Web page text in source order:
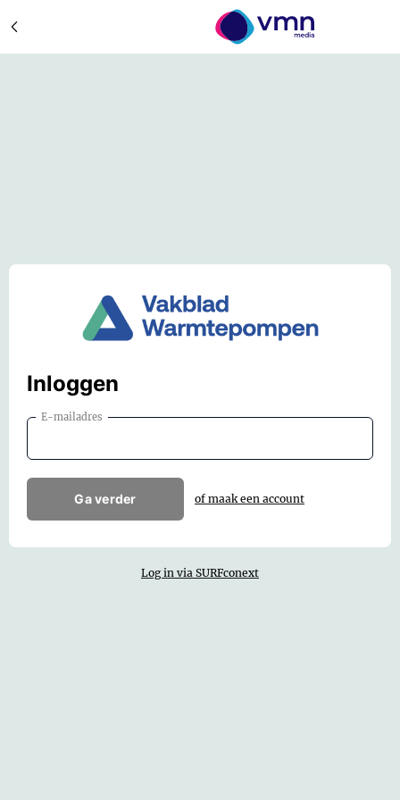
Inloggen
E-mailadres
Ga verder of maak een account
Log in via SURFconext